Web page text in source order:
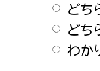
どち
どち
わか